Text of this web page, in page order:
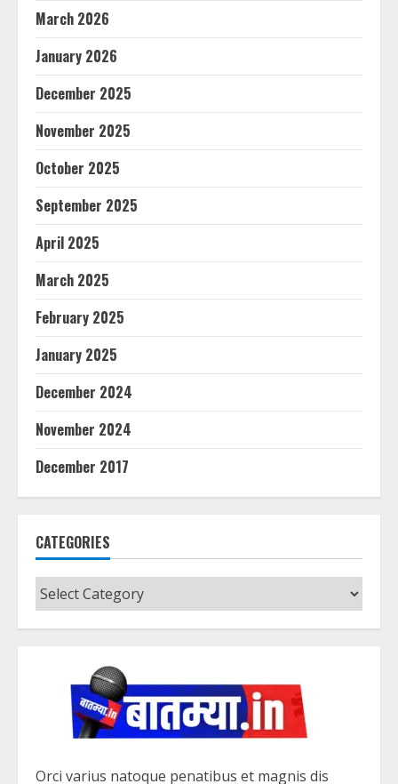
March 2026
January 2026
December 2025
November 2025
October 2025
September 2025
April 2025
March 2025
February 2025
January 2025
December 2024
November 2024
December 2017
CATEGORIES
Categories
Orci varius natoque penatibus et magnis dis